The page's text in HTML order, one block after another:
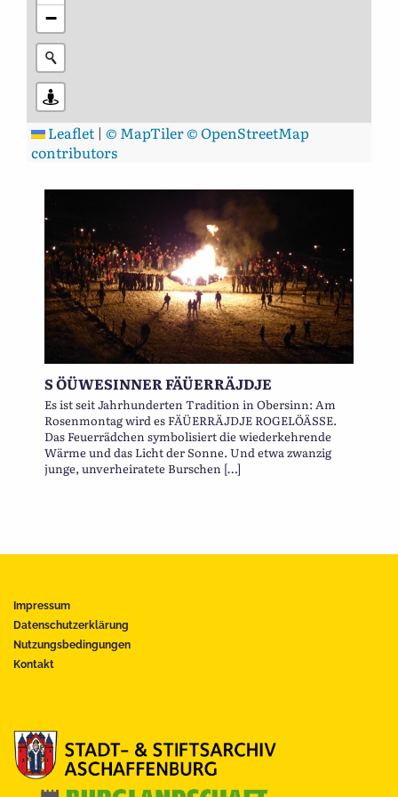
−
Leaflet | © MapTiler© OpenStreetMap
contributors
S ÖÜWESINNER FÄÜERRÄJDJE
Es ist seit Jahrhunderten Tradition in Obersinn: Am
Rosenmontag wird es FÄÜERRÄJDJE ROGELÖÄSSE.
Das Feuerrädchen symbolisiert die wiederkehrende
Wärme und das Licht der Sonne. Und etwa zwanzig
junge, unverheiratete Burschen […]
Impressum
Datenschutzerklärung
Nutzungsbedingungen
Kontakt